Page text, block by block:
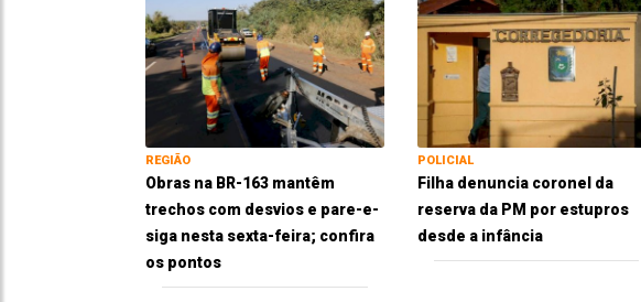
REGIÃO
Obras na BR-163 mantêm
trechos com desvios e pare-e-
siga nesta sexta-feira; confira
os pontos
POLICIAL
Filha denuncia coronel da
reserva da PM por estupros
desde a infância